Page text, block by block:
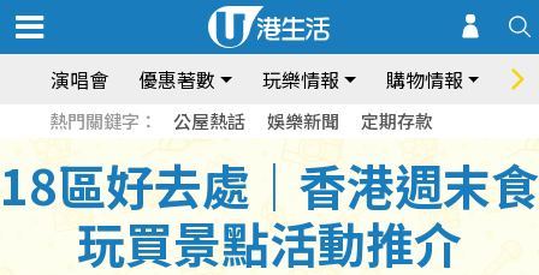
演唱會 優惠著數 玩樂情報 購物情報 飲
熱門關鍵字： 公屋熱話 娛樂新聞 定期存款
18區好去處｜香港週末食
玩買景點活動推介